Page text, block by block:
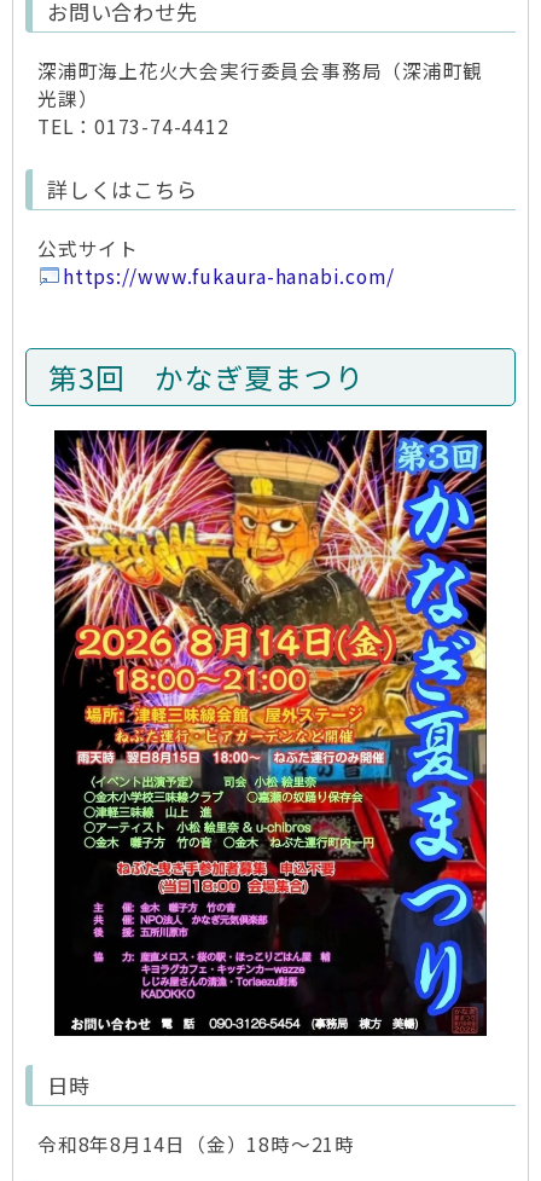
お問い合わせ先
深浦町海上花火大会実行委員会事務局（深浦町観
光課）
TEL：0173-74-4412
詳しくはこちら
公式サイト
https://www.fukaura-hanabi.com/
第3回 かなぎ夏まつり
日時
令和8年8月14日（金）18時～21時